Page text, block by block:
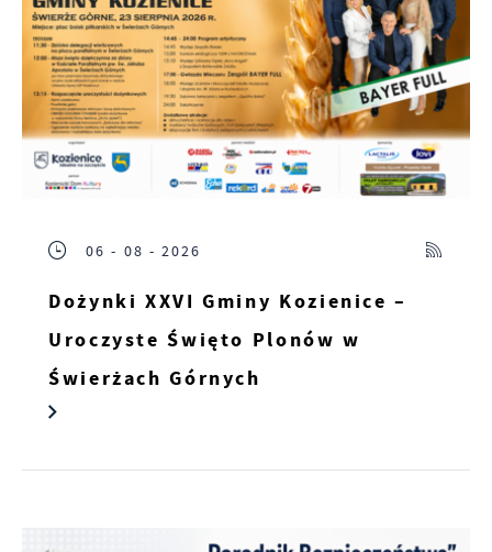
06 - 08 - 2026
Dożynki XXVI Gminy Kozienice –
Uroczyste Święto Plonów w
Świerżach Górnych